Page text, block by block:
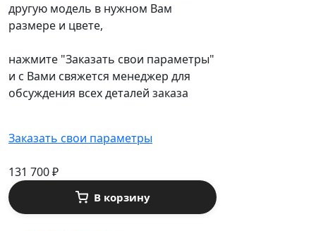
другую модель в нужном Вам
размере и цвете,
нажмите "Заказать свои параметры"
и с Вами свяжется менеджер для
обсуждения всех деталей заказа
Заказать свои параметры
131 700₽
В корзину